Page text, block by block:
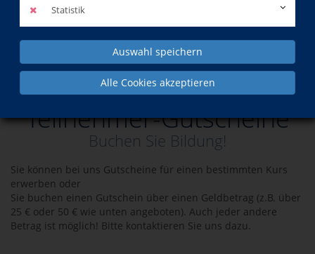
Statistik
Auswahl speichern
Alle Cookies akzeptieren
Teilnehmer-Gutscheine - Buchen Sie Bildung!
Teilnehmer-Gutscheine
Buchen Sie Bildung!
Sie können bei uns Gutscheine für einen bestimmten Kurs
erwerben oder
Sie buchen einen Gutschein über einen Geldbetrag (z.B. über
25 € oder 50 € wie unten angeboten). Auch jeder andere
Betrag ist möglich! Bitte kontaktieren Sie uns dazu.